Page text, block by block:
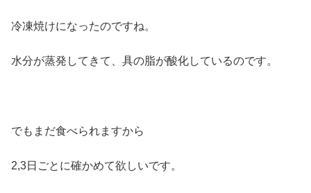
冷凍焼けになったのですね。
水分が蒸発してきて、具の脂が酸化しているのです。
でもまだ食べられますから
2,3日ごとに確かめて欲しいです。